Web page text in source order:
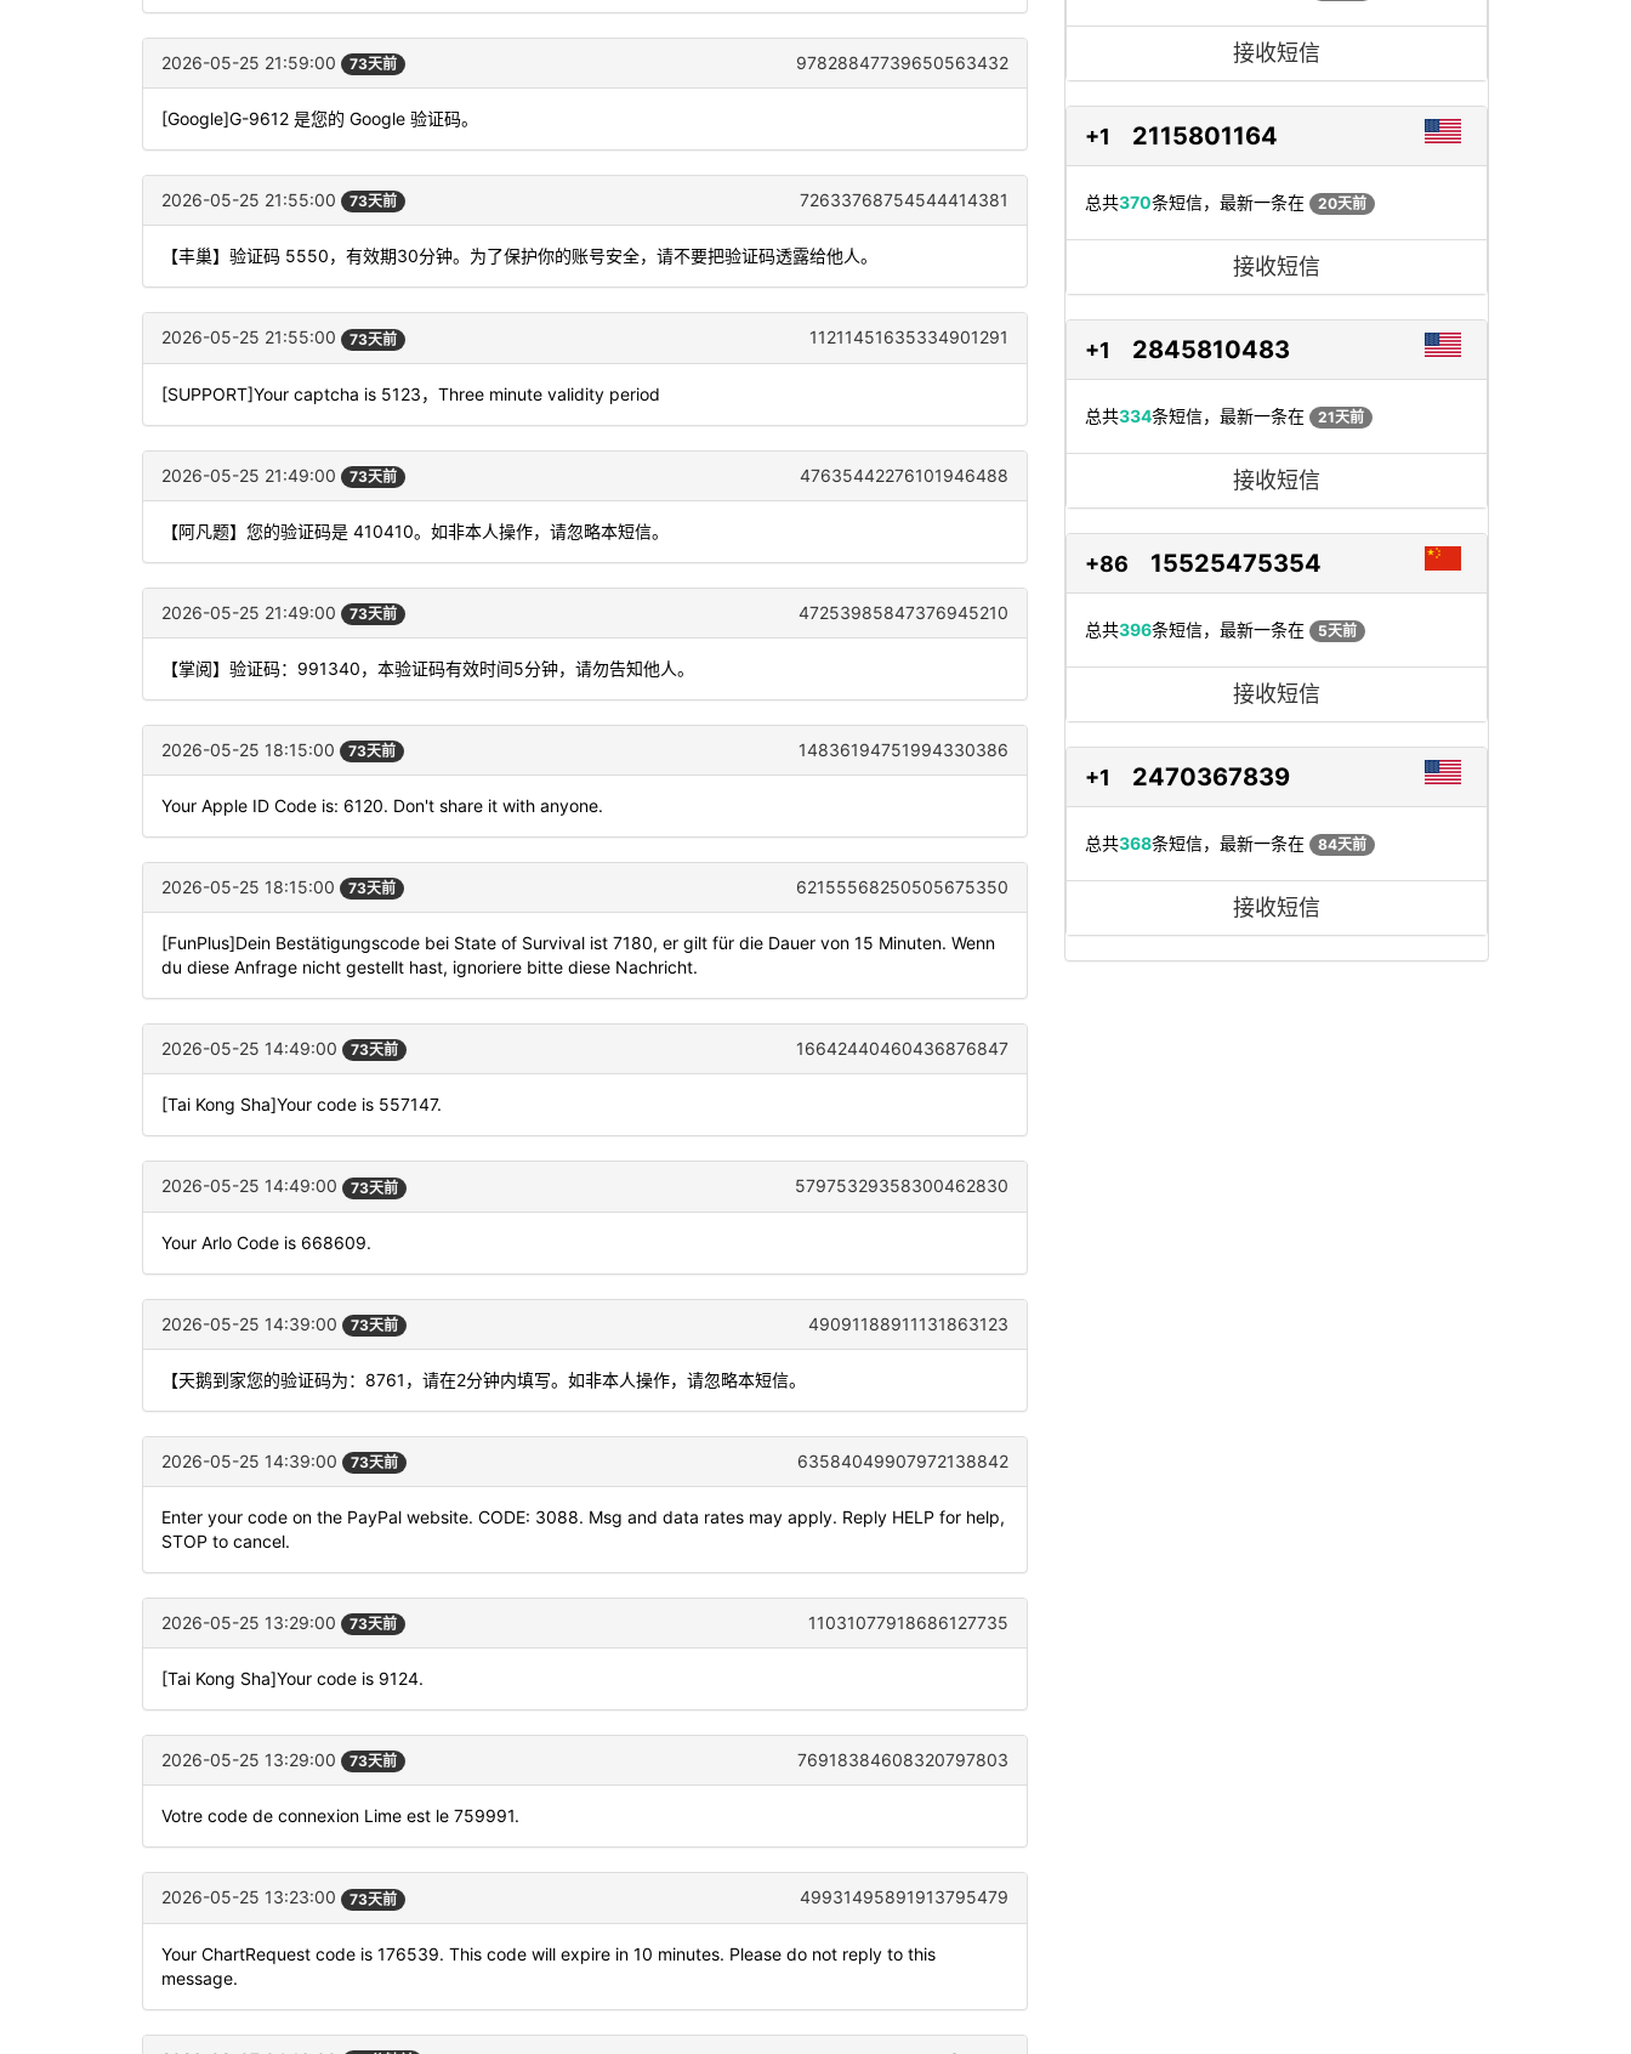
2026-05-25 21:59:00 73天前 97828847739650563432
[Google]G-9612 是您的 Google 验证码。
2026-05-25 21:55:00 73天前 72633768754544414381
【丰巢】验证码 5550，有效期30分钟。为了保护你的账号安全，请不要把验证码透露给他人。
2026-05-25 21:55:00 73天前 11211451635334901291
[SUPPORT]Your captcha is 5123，Three minute validity period
2026-05-25 21:49:00 73天前 47635442276101946488
【阿凡题】您的验证码是 410410。如非本人操作，请忽略本短信。
2026-05-25 21:49:00 73天前 47253985847376945210
【掌阅】验证码：991340，本验证码有效时间5分钟，请勿告知他人。
2026-05-25 18:15:00 73天前 14836194751994330386
Your Apple ID Code is: 6120. Don't share it with anyone.
2026-05-25 18:15:00 73天前 62155568250505675350
[FunPlus]Dein Bestätigungscode bei State of Survival ist 7180, er gilt für die Dauer von 15 Minuten. Wenn
du diese Anfrage nicht gestellt hast, ignoriere bitte diese Nachricht.
2026-05-25 14:49:00 73天前 16642440460436876847
[Tai Kong Sha]Your code is 557147.
2026-05-25 14:49:00 73天前 57975329358300462830
Your Arlo Code is 668609.
2026-05-25 14:39:00 73天前 49091188911131863123
【天鹅到家您的验证码为：8761，请在2分钟内填写。如非本人操作，请忽略本短信。
2026-05-25 14:39:00 73天前 63584049907972138842
Enter your code on the PayPal website. CODE: 3088. Msg and data rates may apply. Reply HELP for help,
STOP to cancel.
2026-05-25 13:29:00 73天前 11031077918686127735
[Tai Kong Sha]Your code is 9124.
2026-05-25 13:29:00 73天前 76918384608320797803
Votre code de connexion Lime est le 759991.
2026-05-25 13:23:00 73天前 49931495891913795479
Your ChartRequest code is 176539. This code will expire in 10 minutes. Please do not reply to this
message.
接收短信
+1 2115801164
总共370条短信，最新一条在 20天前
接收短信
+1 2845810483
总共334条短信，最新一条在 21天前
接收短信
+86 15525475354
总共396条短信，最新一条在 5天前
接收短信
+1 2470367839
总共368条短信，最新一条在 84天前
接收短信